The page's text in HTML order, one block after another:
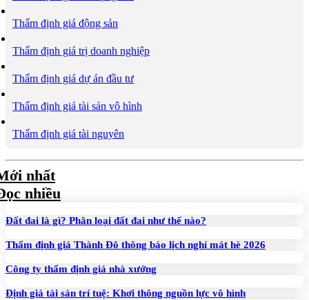
Thẩm định giá động sản
Thẩm định giá trị doanh nghiệp
Thẩm định giá dự án đầu tư
Thẩm định giá tài sản vô hình
Thẩm định giá tài nguyên
nhất
nhiều
Đất đai là gì? Phân loại đất đai như thế nào?
Thẩm định giá Thành Đô thông báo lịch nghỉ mát hè 2026
Công ty thẩm định giá nhà xưởng
Định giá tài sản trí tuệ: Khơi thông nguồn lực vô hình